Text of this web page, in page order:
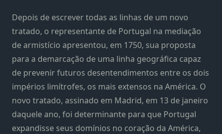
Depois de escrever todas as linhas de um novo
tratado, o representante de Portugal na mediação
de armistício apresentou, em 1750, sua proposta
para a demarcação de uma linha geográfica capaz
de prevenir futuros desentendimentos entre os dois
impérios limítrofes, os mais extensos na América. O
novo tratado, assinado em Madrid, em 13 de janeiro
daquele ano, foi determinante para que Portugal
expandisse seus domínios no coração da América,